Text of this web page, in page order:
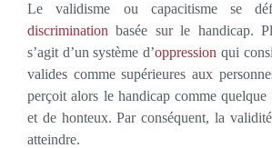
Le validisme ou capacitisme se
discrimination basée sur le handicap.
s’agit d’un système d’oppression qui
valides comme supérieures aux
perçoit alors le handicap comme quelque
et de honteux. Par conséquent, la
atteindre.